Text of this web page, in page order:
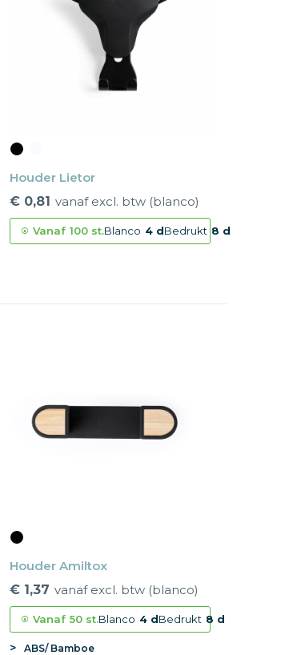
Houder Lietor
€ 0,81 vanaf excl. btw (blanco)
Vanaf 100 st.Blanco 4 dBedrukt 8 d
Houder Amiltox
€ 1,37 vanaf excl. btw (blanco)
Vanaf 50 st.Blanco 4 dBedrukt 8 d
ABS/ Bamboe